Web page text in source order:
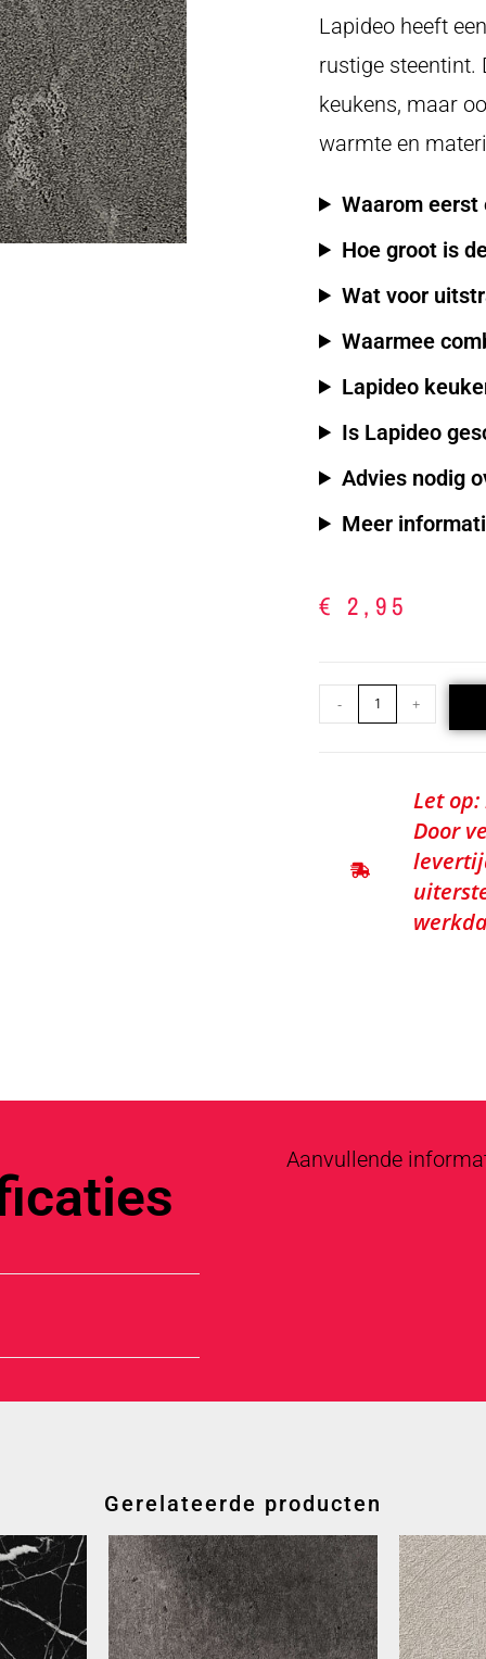
Lapideo heeft
rustige steentint.
keukens, maar
warmte en
Waarom
Hoe groot is
Wat voor
Waarmee
Lapideo
Is Lapideo
Advies nodig
Meer
€ 2,95
- +
Let
Door
Aanvullende
Gerelateerde producten